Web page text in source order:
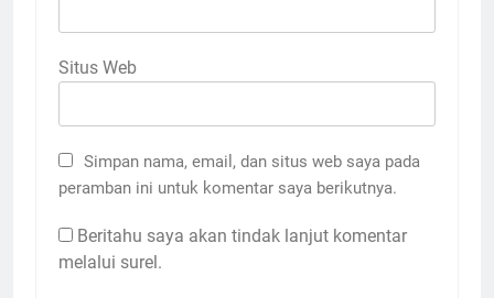
Situs Web
Simpan nama, email, dan situs web saya pada
peramban ini untuk komentar saya berikutnya.
Beritahu saya akan tindak lanjut komentar
melalui surel.